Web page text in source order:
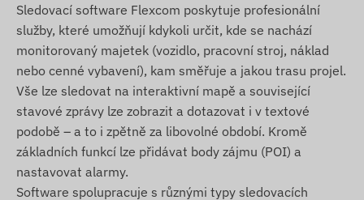
Pohyb
Tažení
Zapalování
Odstranění
Opustění nebo příjezd do digitálního plotu POI
Další podrobné a číselné údaje naleznete v části
Specifikace. Popis služeb, které významně rozšiřují
funkčnost zařízení pomocí softwaru (např. další
Sledovací software Flexcom poskytuje profesionální
služby, které umožňují kdykoli určit, kde se nachází
monitorovaný majetek (vozidlo, pracovní stroj, náklad
nebo cenné vybavení), kam směřuje a jakou trasu projel.
Vše lze sledovat na interaktivní mapě a související
stavové zprávy lze zobrazit a dotazovat i v textové
podobě – a to i zpětně za libovolné období. Kromě
základních funkcí lze přidávat body zájmu (POI) a
nastavovat alarmy.
Software spolupracuje s různými typy sledovacích